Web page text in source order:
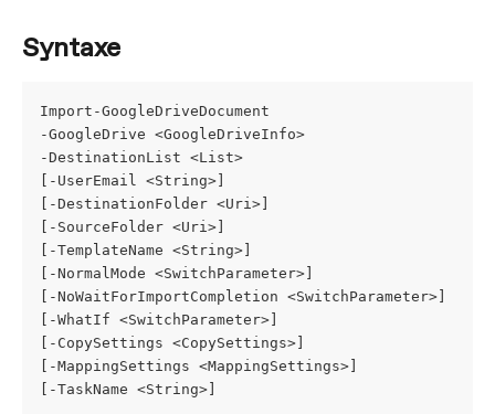
Syntaxe
Import-GoogleDriveDocument
-GoogleDrive <GoogleDriveInfo>
-DestinationList <List>
[-UserEmail <String>]
[-DestinationFolder <Uri>]
[-SourceFolder <Uri>]
[-TemplateName <String>]
[-NormalMode <SwitchParameter>]
[-NoWaitForImportCompletion <SwitchParameter>]
[-WhatIf <SwitchParameter>]
[-CopySettings <CopySettings>]
[-MappingSettings <MappingSettings>]
[-TaskName <String>]